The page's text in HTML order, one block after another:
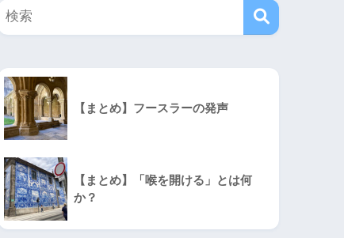
【まとめ】フースラーの発声
【まとめ】「喉を開ける」とは何
か？